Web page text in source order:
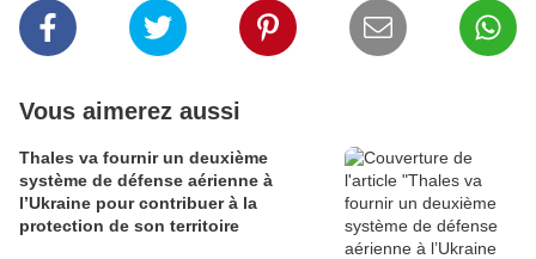
Vous aimerez aussi
Thales va fournir un deuxième
système de défense aérienne à
l’Ukraine pour contribuer à la
protection de son territoire